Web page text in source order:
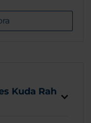
Kuda Rah